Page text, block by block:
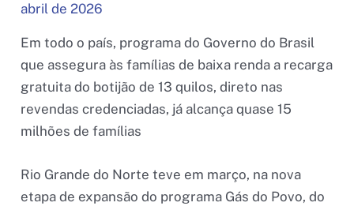
abril de 2026
Em todo o país, programa do Governo do Brasil
que assegura às famílias de baixa renda a recarga
gratuita do botijão de 13 quilos, direto nas
revendas credenciadas, já alcança quase 15
milhões de famílias
Rio Grande do Norte teve em março, na nova
etapa de expansão do programa Gás do Povo, do